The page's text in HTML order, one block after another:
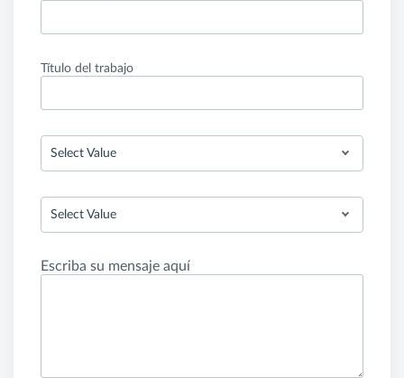
Título del trabajo
Select Value
Select Value
Escriba su mensaje aquí